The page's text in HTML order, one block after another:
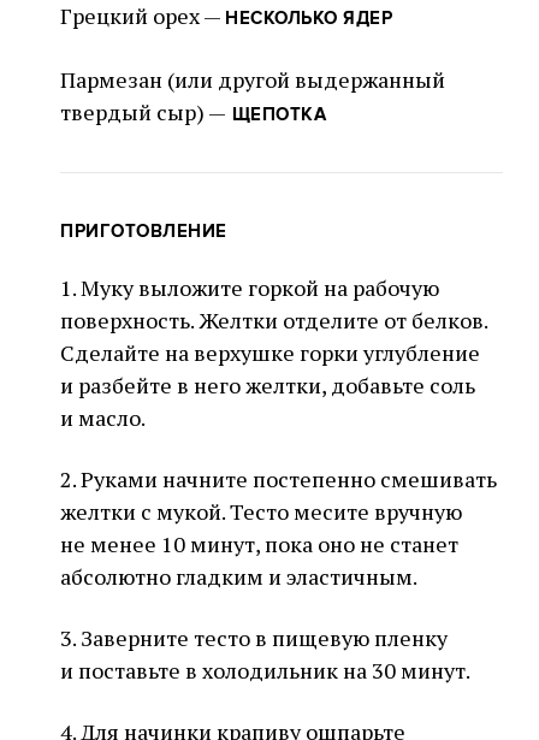
Грецкий орех — НЕСКОЛЬКО ЯДЕР
Пармезан (или другой выдержанный
твердый сыр) — ЩЕПОТКА
ПРИГОТОВЛЕНИЕ
1. Муку выложите горкой на рабочую
поверхность. Желтки отделите от белков.
Сделайте на верхушке горки углубление
и разбейте в него желтки, добавьте соль
и масло.
2. Руками начните постепенно смешивать
желтки с мукой. Тесто месите вручную
не менее 10 минут, пока оно не станет
абсолютно гладким и эластичным.
3. Заверните тесто в пищевую пленку
и поставьте в холодильник на 30 минут.
4. Для начинки крапиву ошпарьте